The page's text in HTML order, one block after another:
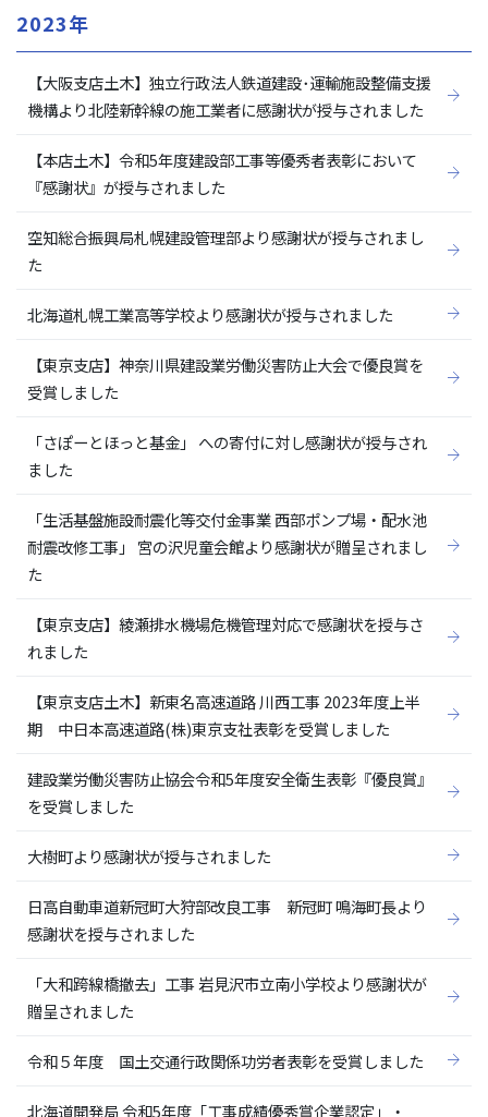
2023年
【大阪支店土木】独立行政法人鉄道建設･運輸施設整備支援
機構より北陸新幹線の施工業者に感謝状が授与されました
【本店土木】令和5年度建設部工事等優秀者表彰において
『感謝状』が授与されました
空知総合振興局札幌建設管理部より感謝状が授与されまし
た
北海道札幌工業高等学校より感謝状が授与されました
【東京支店】神奈川県建設業労働災害防止大会で優良賞を
受賞しました
「さぽーとほっと基金」 への寄付に対し感謝状が授与され
ました
「生活基盤施設耐震化等交付金事業 西部ポンプ場・配水池
耐震改修工事」 宮の沢児童会館より感謝状が贈呈されまし
た
【東京支店】綾瀬排水機場危機管理対応で感謝状を授与さ
れました
【東京支店土木】新東名高速道路 川西工事 2023年度上半
期 中日本高速道路(株)東京支社表彰を受賞しました
建設業労働災害防止協会令和5年度安全衛生表彰『優良賞』
を受賞しました
大樹町より感謝状が授与されました
日高自動車道新冠町大狩部改良工事 新冠町 鳴海町長より
感謝状を授与されました
「大和跨線橋撤去」工事 岩見沢市立南小学校より感謝状が
贈呈されました
令和５年度 国土交通行政関係功労者表彰を受賞しました
北海道開発局 令和5年度「工事成績優秀賞企業認定」・